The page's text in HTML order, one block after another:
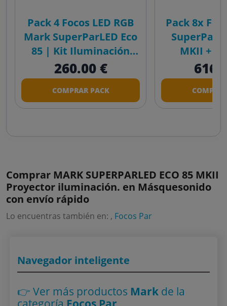
Pack 4 Focos LED RGB
Mark SuperParLED Eco
85 | Kit Iluminación
Fiesta Económico
260.00 €
COMPRAR PACK
Pack 8x
MKII +
Iluminación
Comprar MARK SUPERPARLED ECO 85 MKII
Proyector iluminación. en Másquesonido
con envío rápido
Lo encuentras también en: , Focos Par
Navegador inteligente
👉 Ver más productos Markde la